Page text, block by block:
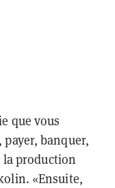
que vous
banquer,
la production
«Ensuite,